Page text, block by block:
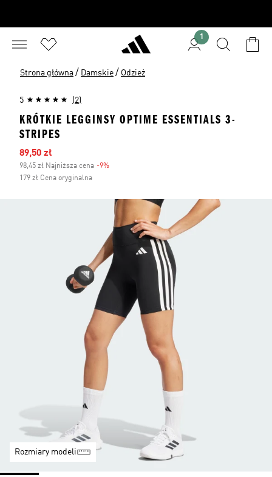
1
Strona główna / Damskie / Odzież
5 (2)
KRÓTKIE LEGGINSY OPTIME ESSENTIALS 3-
STRIPES
Ceny na wyprzedaży
89,50 zł
98,45 zł Najniższa cena -9%
179 zł Cena oryginalna
Rozmiary modeli